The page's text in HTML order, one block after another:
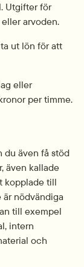
Utgifter för
arvoden.
ut lön för att
eller
per timme.
du även få stöd
även kallade
kopplade till
nödvändiga
till exempel
intern
och